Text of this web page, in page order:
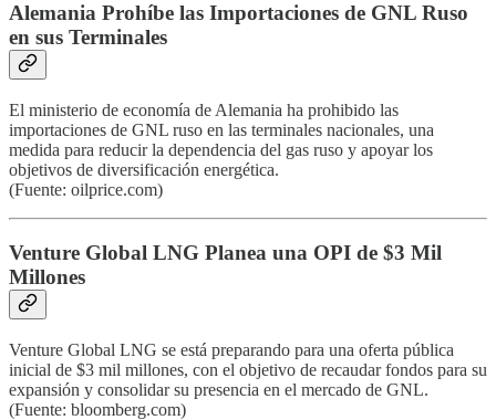
Alemania Prohíbe las Importaciones de GNL Ruso
en sus Terminales
El ministerio de economía de Alemania ha prohibido las
importaciones de GNL ruso en las terminales nacionales, una
medida para reducir la dependencia del gas ruso y apoyar los
objetivos de diversificación energética.
(Fuente: oilprice.com)
Venture Global LNG Planea una OPI de $3 Mil
Millones
Venture Global LNG se está preparando para una oferta pública
inicial de $3 mil millones, con el objetivo de recaudar fondos para su
expansión y consolidar su presencia en el mercado de GNL.
(Fuente: bloomberg.com)